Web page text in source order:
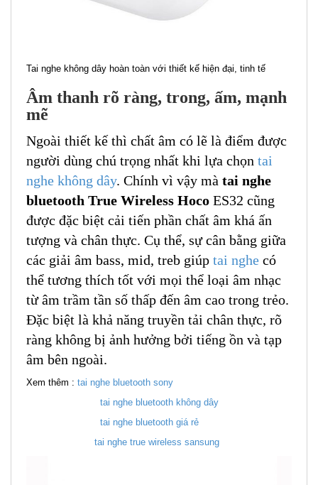
Tai nghe không dây hoàn toàn với thiết kế hiện đại, tinh tế
Âm thanh rõ ràng, trong, ấm, mạnh
mẽ
Ngoài thiết kế thì chất âm có lẽ là điểm được
người dùng chú trọng nhất khi lựa chọn tai
nghe không dây. Chính vì vậy mà tai nghe
bluetooth True Wireless Hoco ES32 cũng
được đặc biệt cải tiến phần chất âm khá ấn
tượng và chân thực. Cụ thể, sự cân bằng giữa
các giải âm bass, mid, treb giúp tai nghe có
thể tương thích tốt với mọi thể loại âm nhạc
từ âm trầm tần số thấp đến âm cao trong trẻo.
Đặc biệt là khả năng truyền tải chân thực, rõ
ràng không bị ảnh hưởng bởi tiếng ồn và tạp
âm bên ngoài.
Xem thêm : tai nghe bluetooth sony
tai nghe bluetooth không dây
tai nghe bluetooth giá rẻ
tai nghe true wireless sansung